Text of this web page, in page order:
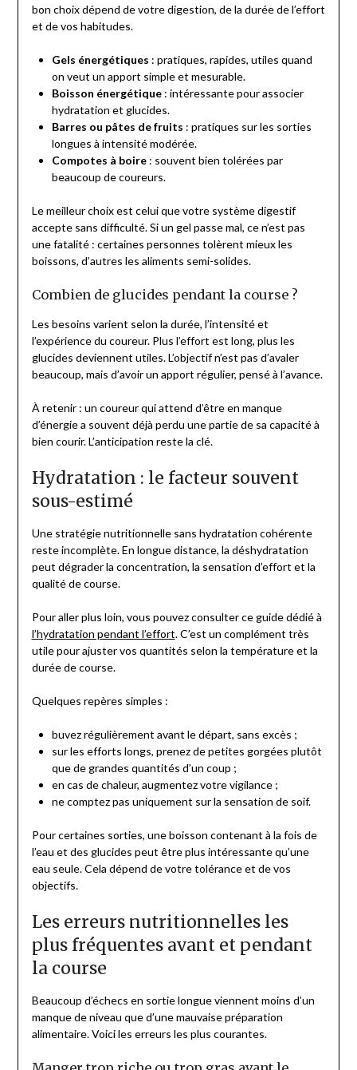
bon choix dépend de votre digestion, de la durée de l’effort
et de vos habitudes.
Gels énergétiques : pratiques, rapides, utiles quand
on veut un apport simple et mesurable.
Boisson énergétique: intéressante pour associer
hydratation et glucides.
Barres ou pâtes de fruits : pratiques sur les sorties
longues à intensité modérée.
Compotes à boire: souvent bien tolérées par
beaucoup de coureurs.
Le meilleur choix est celui que votre système digestif
accepte sans difficulté. Si un gel passe mal, ce n’est pas
une fatalité : certaines personnes tolèrent mieux les
boissons, d’autres les aliments semi-solides.
Combien de glucides pendant la course ?
Les besoins varient selon la durée, l’intensité et
l’expérience du coureur. Plus l’effort est long, plus les
glucides deviennent utiles. L’objectif n’est pas d’avaler
beaucoup, mais d’avoir un apport régulier, pensé à l’avance.
À retenir : un coureur qui attend d’être en manque
d’énergie a souvent déjà perdu une partie de sa capacité à
bien courir. L’anticipation reste la clé.
Hydratation : le facteur souvent
sous-estimé
Une stratégie nutritionnelle sans hydratation cohérente
reste incomplète. En longue distance, la déshydratation
peut dégrader la concentration, la sensation d’effort et la
qualité de course.
Pour aller plus loin, vous pouvez consulter ce guide dédié à
l’hydratation pendant l’effort. C’est un complément très
utile pour ajuster vos quantités selon la température et la
durée de course.
Quelques repères simples :
buvez régulièrement avant le départ, sans excès ;
sur les efforts longs, prenez de petites gorgées plutôt
que de grandes quantités d’un coup ;
en cas de chaleur, augmentez votre vigilance ;
ne comptez pas uniquement sur la sensation de soif.
Pour certaines sorties, une boisson contenant à la fois de
l’eau et des glucides peut être plus intéressante qu’une
eau seule. Cela dépend de votre tolérance et de vos
objectifs.
Les erreurs nutritionnelles les
plus fréquentes avant et pendant
la course
Beaucoup d’échecs en sortie longue viennent moins d’un
manque de niveau que d’une mauvaise préparation
alimentaire. Voici les erreurs les plus courantes.